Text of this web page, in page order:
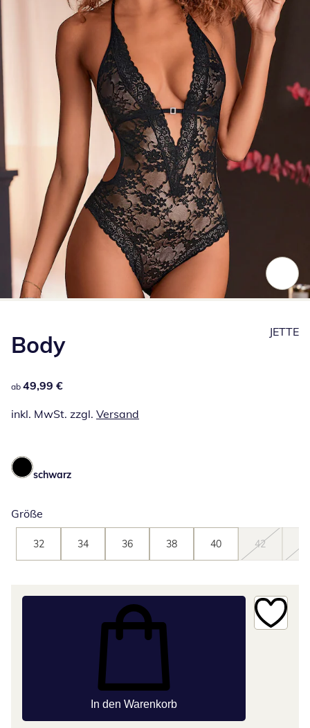
Body
49,99 €
ab 49,99 €
inkl. MwSt. zzgl. Versand
JETTE
schwarz
Größe
32 34 36 38 40 42
In den Warenkorb